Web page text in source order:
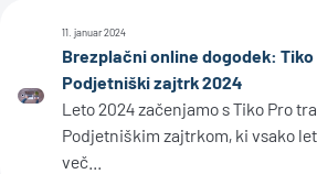
11. januar 2024
Brezplačni online dogodek: Tiko
Podjetniški zajtrk 2024
Leto 2024 začenjamo s Tiko Pro
Podjetniškim zajtrkom, ki vsako
več...